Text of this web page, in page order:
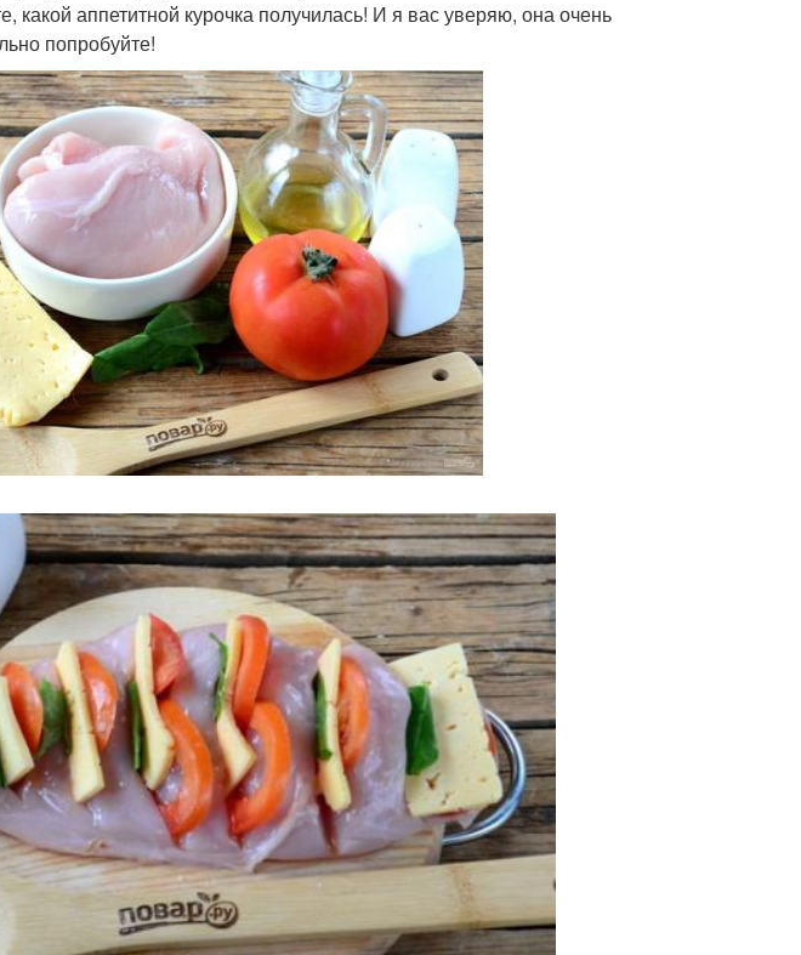
какой аппетитной курочка получилась! И я вас уверяю, она очень
попробуйте!